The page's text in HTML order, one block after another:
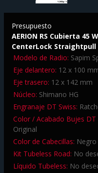
Presupuesto
AERION RS Cubierta 45
CenterLock Straightpull
Modelo de Radio: Sapim
Eje delantero: 12 x 100
Eje trasero: 12 x 142 mm
Núcleo: Shimano HG
Engranaje DT Swiss:
Color / Acabado Bujes DT
Original
Color de Cabecillas: Negro
Kit Tubeless Road: No
Líquido Tubeless: No